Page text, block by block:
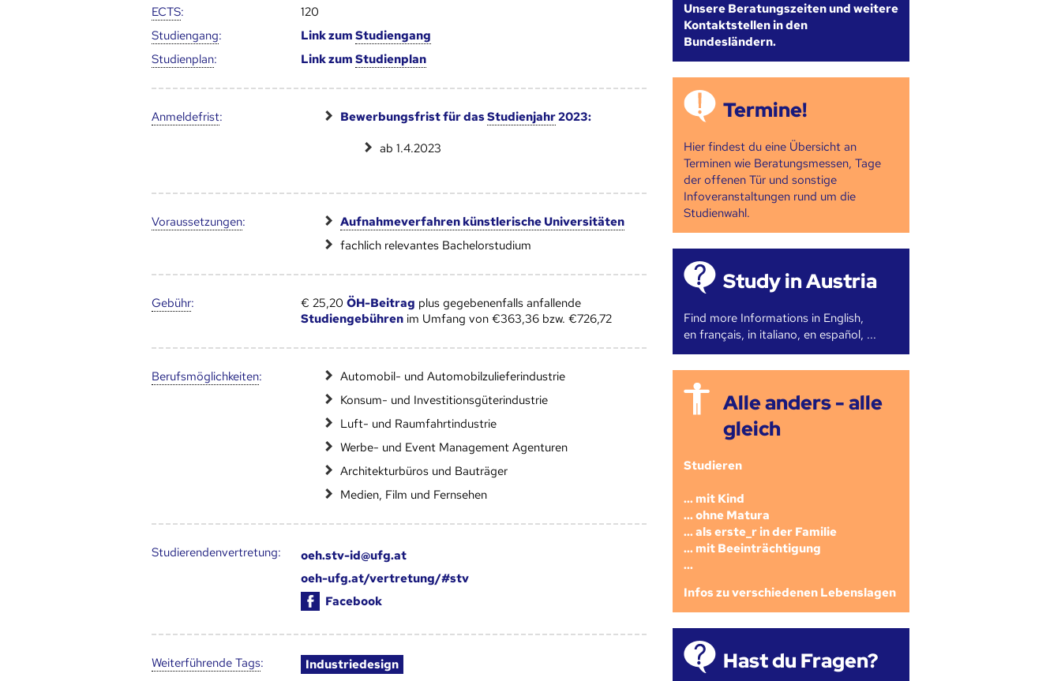
ECTS:
120
Studien­gang: Link zum Studien­gang
Studien­plan: Link zum Studien­plan
Anmelde­frist: Bewerbungsfrist für dasStudienjahr2023:
ab 1.4.2023
Voraus­setzungen:
Aufnahmeverfahren künstlerische Universitäten
fachlich relevantes Bachelorstudium
Gebühr: € 25,20 ÖH-Beitrag plus gegebenenfalls anfallende
Studiengebührenim Umfang von €363,36 bzw. €726,72
Berufs­möglich­keiten:
Automobil- und Automobilzulieferindustrie
Konsum- und Investitionsgüterindustrie
Luft- und Raumfahrtindustrie
Werbe- und Event Management Agenturen
Architekturbüros und Bauträger
Medien, Film und Fernsehen
Studierendenvertretung:
oeh.stv-id@ufg.at
oeh-ufg.at/vertretung/#stv
Facebook
Weiter­führende Tags:
Industriedesign
Unsere Beratungszeiten und weitere
Kontaktstellen in den
Bundesländern.
Termine!
Hier findest du eine Übersicht an
Terminen wie Beratungsmessen, Tage
der offenen Tür und sonstige
Infoveranstaltungen rund um die
Studienwahl.
Study in Austria
Find more Informations in English,
en français, in italiano, en español, ...
Alle anders - alle
gleich
Studieren
... mit Kind
... ohne Matura
... als erste_r in der Familie
... mit Beeinträchtigung
...
Infos zu verschiedenen Lebenslagen
Hast du Fragen?